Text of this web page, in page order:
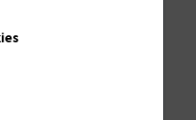
Serum)